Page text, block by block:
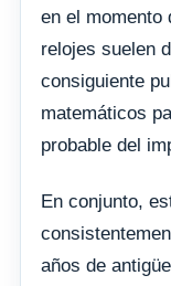
en el momento
relojes suelen
consiguiente
matemáticos
probable del
En conjunto,
años de